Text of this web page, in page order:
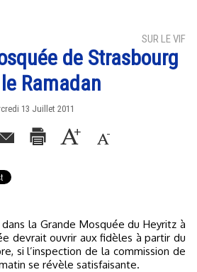
SUR LE VIF
de Strasbourg
Ramadan
13 Juillet 2011
devrait ouvrir aux fidèles à partir du
si l’inspection de la commission de
se révèle satisfaisante.